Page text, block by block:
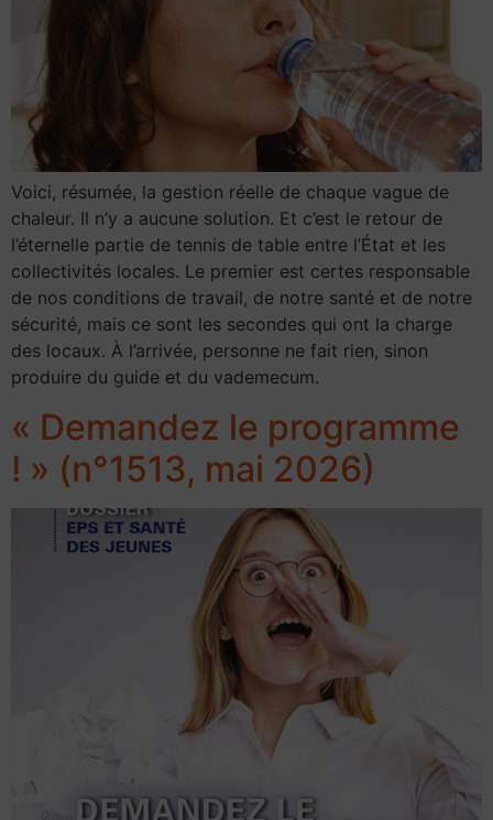
Voici, résumée, la gestion réelle de chaque vague de
chaleur. Il n’y a aucune solution. Et c’est le retour de
l’éternelle partie de tennis de table entre l’État et les
collectivités locales. Le premier est certes responsable
de nos conditions de travail, de notre santé et de notre
sécurité, mais ce sont les secondes qui ont la charge
des locaux. À l’arrivée, personne ne fait rien, sinon
produire du guide et du vademecum.
« Demandez le programme
! » (n°1513, mai 2026)